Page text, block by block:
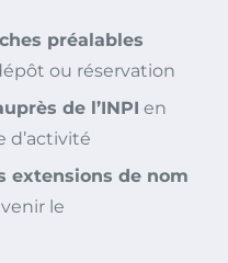
préalables
ou réservation
de l’INPI en
d’activité
extensions de nom
le